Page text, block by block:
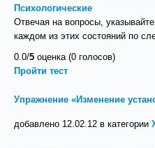
Психологические
Отвечая на вопросы,
каждом из этих состояний по
0.0/5 оценка (0 голосов)
Пройти тест
Упражнение «Изменение
добавлено 12.02.12 в категории